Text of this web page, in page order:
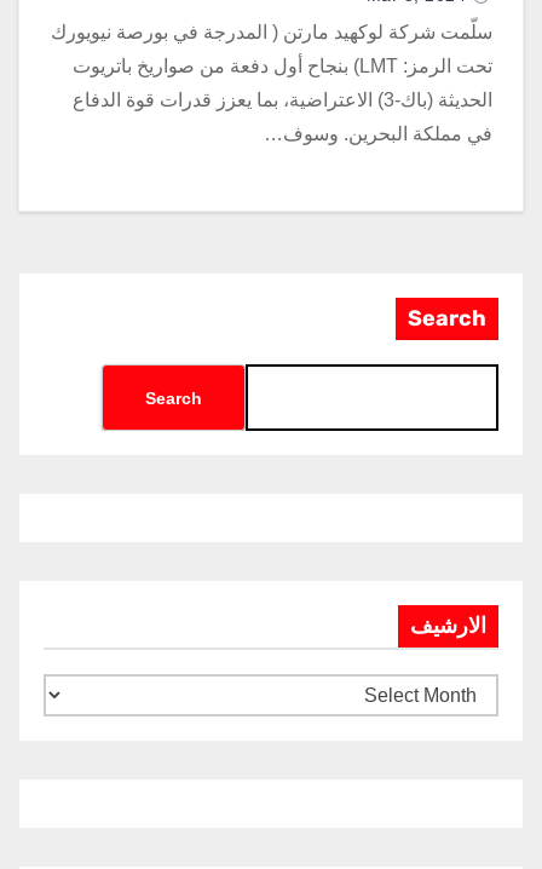
سلّمت شركة لوكهيد مارتن ( المدرجة في بورصة نيويورك
تحت الرمز: LMT) بنجاح أول دفعة من صواريخ باتريوت
الحديثة (باك-3) الاعتراضية، بما يعزز قدرات قوة الدفاع
في مملكة البحرين. وسوف…
Search
Search
الارشيف